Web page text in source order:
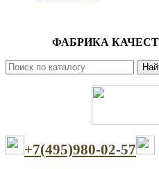
ФАБРИКА
+7(495)980-02-57